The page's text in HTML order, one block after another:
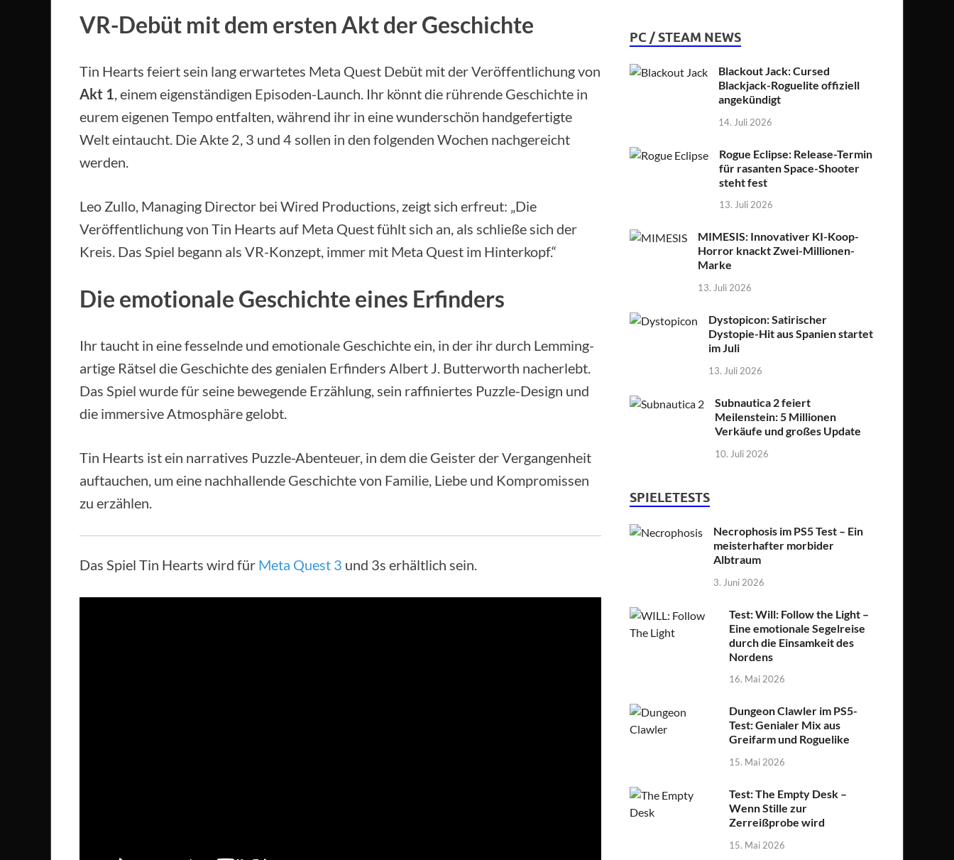
VR-Debüt mit dem ersten Akt der Geschichte
Tin Hearts feiert sein lang erwartetes Meta Quest Debüt mit der Veröffentlichung von
Akt 1, einem eigenständigen Episoden-Launch. Ihr könnt die rührende Geschichte in
eurem eigenen Tempo entfalten, während ihr in eine wunderschön handgefertigte
Welt eintaucht. Die Akte 2, 3 und 4 sollen in den folgenden Wochen nachgereicht
werden.
Leo Zullo, Managing Director bei Wired Productions, zeigt sich erfreut: „Die
Veröffentlichung von Tin Hearts auf Meta Quest fühlt sich an, als schließe sich der
Kreis. Das Spiel begann als VR-Konzept, immer mit Meta Quest im Hinterkopf.“
Die emotionale Geschichte eines Erfinders
Ihr taucht in eine fesselnde und emotionale Geschichte ein, in der ihr durch Lemming-
artige Rätsel die Geschichte des genialen Erfinders Albert J. Butterworth nacherlebt.
Das Spiel wurde für seine bewegende Erzählung, sein raffiniertes Puzzle-Design und
die immersive Atmosphäre gelobt.
Tin Hearts ist ein narratives Puzzle-Abenteuer, in dem die Geister der Vergangenheit
auftauchen, um eine nachhallende Geschichte von Familie, Liebe und Kompromissen
zu erzählen.
Das Spiel Tin Hearts wird für Meta Quest 3 und 3s erhältlich sein.
PC / STEAM NEWS
Blackout Jack: Cursed
Blackjack-Roguelite offiziell
angekündigt
14. Juli 2026
Rogue Eclipse: Release-Termin
für rasanten Space-Shooter
steht fest
13. Juli 2026
MIMESIS: Innovativer KI-Koop-
Horror knackt Zwei-Millionen-
Marke
13. Juli 2026
Dystopicon: Satirischer
Dystopie-Hit aus Spanien startet
im Juli
13. Juli 2026
Subnautica 2 feiert
Meilenstein: 5 Millionen
Verkäufe und großes Update
10. Juli 2026
SPIELETESTS
Necrophosis im PS5 Test – Ein
meisterhafter morbider
Albtraum
3. Juni 2026
Test: Will: Follow the Light –
Eine emotionale Segelreise
durch die Einsamkeit des
Nordens
16. Mai 2026
Dungeon Clawler im PS5-
Test: Genialer Mix aus
Greifarm und Roguelike
15. Mai 2026
Test: The Empty Desk –
Wenn Stille zur
Zerreißprobe wird
15. Mai 2026